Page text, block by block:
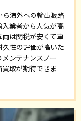
ら海外への輸出販路
業者から人気が高
は関税が安くて車
性の評価が高いた
ンテナンスノー
取が期待できま